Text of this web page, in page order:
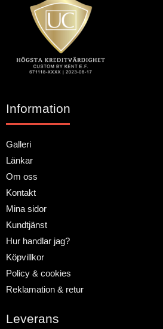
Information
Galleri
Länkar
Om oss
Kontakt
Mina sidor
Kundtjänst
Hur handlar jag?
Köpvillkor
Policy & cookies
Reklamation & retur
Leverans